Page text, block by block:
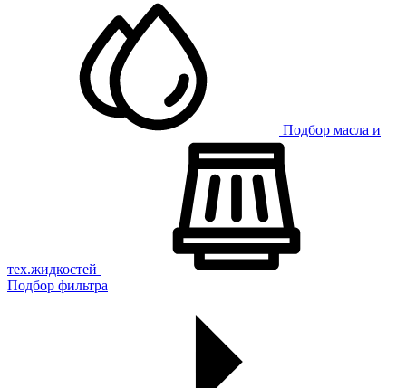
Подбор масла и
тех.жидкостей
Подбор фильтра